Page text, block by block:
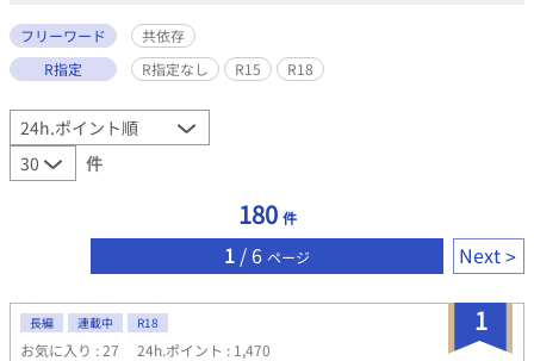
フリーワード
共依存
R指定
R指定なし R15 R18
件
180 件
1 / 6 ページ Next
1
長編 連載中 R18
お気に入り : 27 24h.ポイント : 1,470